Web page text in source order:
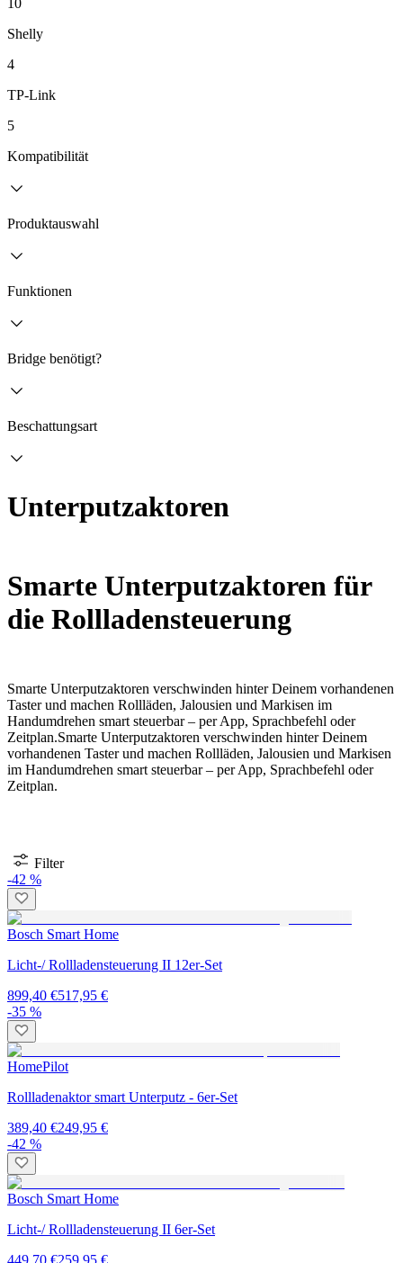
10
Shelly
4
TP-Link
5
Kompatibilität
Produktauswahl
Funktionen
Bridge benötigt?
Beschattungsart
Unterputzaktoren
Smarte Unterputzaktoren für
die Rollladensteuerung
Smarte Unterputzaktoren verschwinden hinter Deinem vorhandenen
Taster und machen Rollläden, Jalousien und Markisen im
Handumdrehen smart steuerbar – per App, Sprachbefehl oder
Zeitplan.Smarte Unterputzaktoren verschwinden hinter Deinem
vorhandenen Taster und machen Rollläden, Jalousien und Markisen
im Handumdrehen smart steuerbar – per App, Sprachbefehl oder
Zeitplan.
Filter
-42 %
Bosch Smart Home
Licht-/ Rollladensteuerung II 12er-Set
899,40 €517,95 €
-35 %
HomePilot
Rollladenaktor smart Unterputz - 6er-Set
389,40 €249,95 €
-42 %
Bosch Smart Home
Licht-/ Rollladensteuerung II 6er-Set
449,70 €259,95 €